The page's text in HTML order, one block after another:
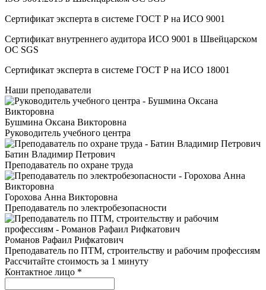
Сертификат эксперта в системе ГОСТ Р на ИСО 9001
Сертификат внутреннего аудитора ИСО 9001 в Швейцарском
ОС SGS
Сертификат эксперта в системе ГОСТ Р на ИСО 18001
Наши преподаватели
Бушмина Оксана Викторовна
Руководитель учебного центра
Батин Владимир Петрович
Преподаватель по охране труда
Горохова Анна Викторовна
Преподаватель по электробезопасности
Романов Рафаил Рифкатович
Преподаватель по ПТМ, строительству и рабочим профессиям
Рассчитайте стоимость за 1 минуту
Контактное лицо *